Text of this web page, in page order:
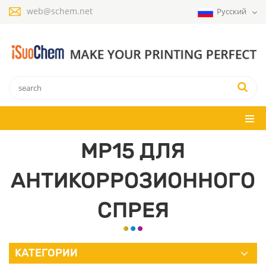
web@schem.net Русский
MP15 ДЛЯ
АНТИКОРРОЗИОННОГО
СПРЕЯ
КАТЕГОРИИ